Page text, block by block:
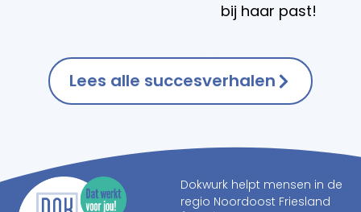
bij haar past!
Lees alle succesverhalen
Dokwurk helpt mensen in de
regio Noordoost Friesland